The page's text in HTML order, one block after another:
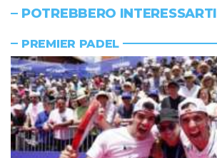
POTREBBERO INTERESSARTI
PREMIER PADEL